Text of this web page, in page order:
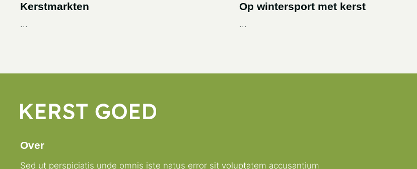
Kerstmarkten
...
Op wintersport met kerst
...
Over
Sed ut perspiciatis unde omnis iste natus error sit voluptatem accusantium